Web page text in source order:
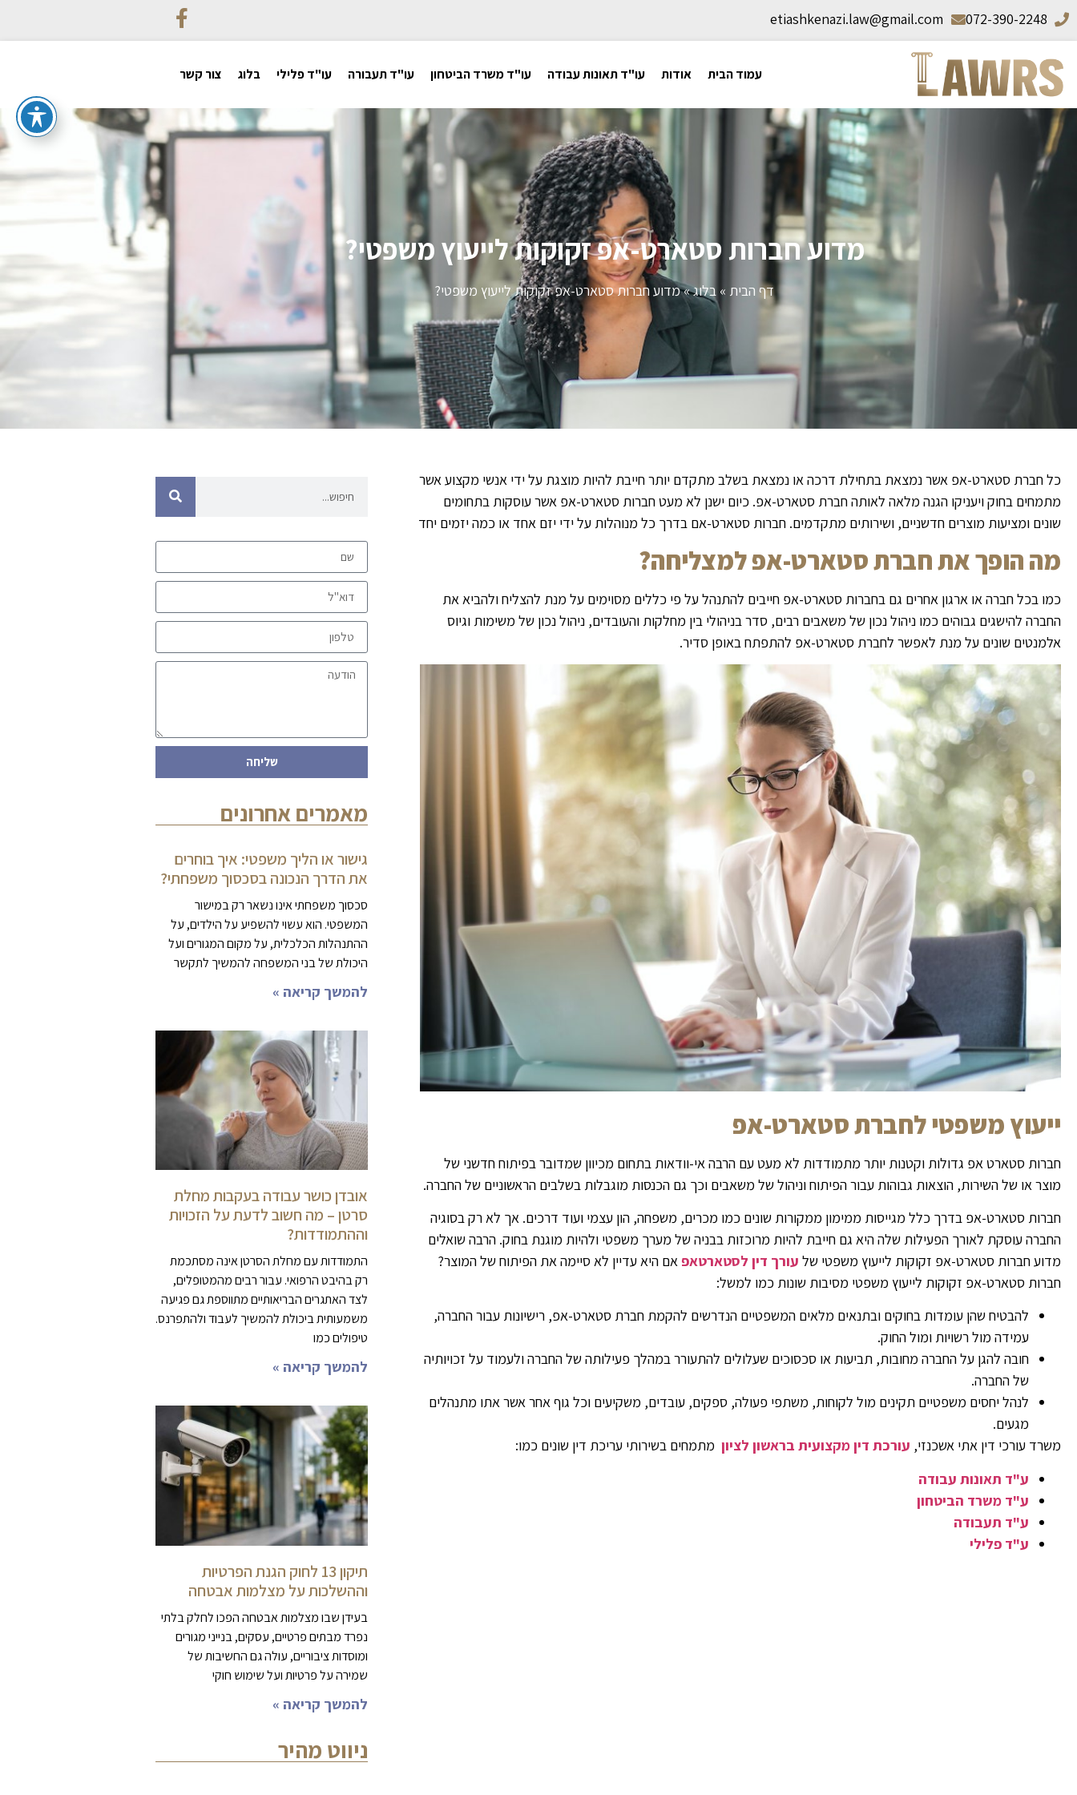
072-390-2248
etiashkenazi.law@gmail.com
עמוד הבית אודות עו"ד תאונות עבודה עו"ד משרד הביטחון עו"ד תעבורה עו"ד פלילי בלוג צור קשר
מדוע חברות סטארט-אפ זקוקות לייעוץ משפטי?
דף הבית » בלוג»מדוע חברות סטארט-אפ זקוקות לייעוץ משפטי?
כל חברת סטארט-אפ אשר נמצאת בתחילת דרכה או נמצאת בשלב מתקדם יותר חייבת להיות מוצגת על ידי אנשי מקצוע אשר
מתמחים בחוק ויעניקו הגנה מלאה לאותה חברת סטארט-אפ. כיום ישנן לא מעט חברות סטארט-אפ אשר עוסקות בתחומים
שונים ומציעות מוצרים חדשניים, ושירותים מתקדמים. חברות סטארט-אם בדרך כל מנוהלות על ידי יזם אחד או כמה יזמים יחד
מה הופך את חברת סטארט-אפ למצליחה?
כמו בכל חברה או ארגון אחרים גם בחברות סטארט-אפ חייבים להתנהל על פי כללים מסוימים על מנת להצליח ולהביא את
החברה להישגים גבוהים כמו ניהול נכון של משאבים רבים, סדר בניהולי בין מחלקות והעובדים, ניהול נכון של משימות וגיוס
אלמנטים שונים על מנת לאפשר לחברת סטארט-אפ להתפתח באופן סדיר.
ייעוץ משפטי לחברת סטארט-אפ
חברות סטארט אפ גדולות וקטנות יותר מתמודדות לא מעט עם הרבה אי-וודאות בתחום מכיוון שמדובר בפיתוח חדשני של
מוצר או של השירות, הוצאות גבוהות עבור הפיתוח וניהול של משאבים וכך גם הכנסות מוגבלות בשלבים הראשוניים של החברה.
חברות סטארט-אפ בדרך כלל מגייסות ממימון ממקורות שונים כמו מכרים, משפחה, הון עצמי ועוד דרכים. אך לא רק בסוגיה
החברה עוסקת לאורך הפעילות שלה היא גם חייבת להיות מרוכזות בבניה של מערך משפטי ולהיות מוגנת בחוק. הרבה שואלים
מדוע חברות סטארט-אפ זקוקות לייעוץ משפטי של עורך דין לסטארטאפ אם היא עדיין לא סיימה את הפיתוח של המוצר?
חברות סטארט-אפ זקוקות לייעוץ משפטי מסיבות שונות כמו למשל:
להבטיח שהן עומדות בחוקים ובתנאים מלאים המשפטיים הנדרשים להקמת חברת סטארט-אפ, רישיונות עבור החברה,
עמידה מול רשויות ומול החוק.
חובה להגן על החברה מחובות, תביעות או סכסוכים שעלולים להתעורר במהלך פעילותה של החברה ולעמוד על זכויותיה
של החברה.
לנהל יחסים משפטיים תקינים מול לקוחות, משתפי פעולה, ספקים, עובדים, משקיעים וכל גוף אחר אשר אתו מתנהלים
מגעים.
משרד עורכי דין אתי אשכנזי, עורכת דין מקצועית בראשון לציון מתמחים בשירותי עריכת דין שונים כמו:
ע"ד תאונות עבודה
ע"ד משרד הביטחון
ע"ד תעבודה
ע"ד פלילי
שליחה
מאמרים אחרונים
גישור או הליך משפטי: איך בוחרים
את הדרך הנכונה בסכסוך משפחתי?
סכסוך משפחתי אינו נשאר רק במישור
המשפטי. הוא עשוי להשפיע על הילדים, על
ההתנהלות הכלכלית, על מקום המגורים ועל
היכולת של בני המשפחה להמשיך לתקשר
להמשך קריאה »
אובדן כושר עבודה בעקבות מחלת
סרטן – מה חשוב לדעת על הזכויות
וההתמודדות?
התמודדות עם מחלת הסרטן אינה מסתכמת
רק בהיבט הרפואי. עבור רבים מהמטופלים,
לצד האתגרים הבריאותיים מתווספת גם פגיעה
משמעותית ביכולת להמשיך לעבוד ולהתפרנס.
טיפולים כמו
להמשך קריאה »
תיקון 13 לחוק הגנת הפרטיות
וההשלכות על מצלמות אבטחה
בעידן שבו מצלמות אבטחה הפכו לחלק בלתי
נפרד מבתים פרטיים, עסקים, בנייני מגורים
ומוסדות ציבוריים, עולה גם החשיבות של
שמירה על פרטיות ועל שימוש חוקי
להמשך קריאה »
ניווט מהיר